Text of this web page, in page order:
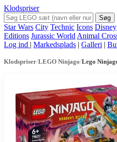
Klodspriser
Søg
Star Wars City Technic Icons Disney
Editions Jurassic World Animal
Log ind | Markedsplads | Galleri |
Klodspriser/LEGO Ninjago/Lego